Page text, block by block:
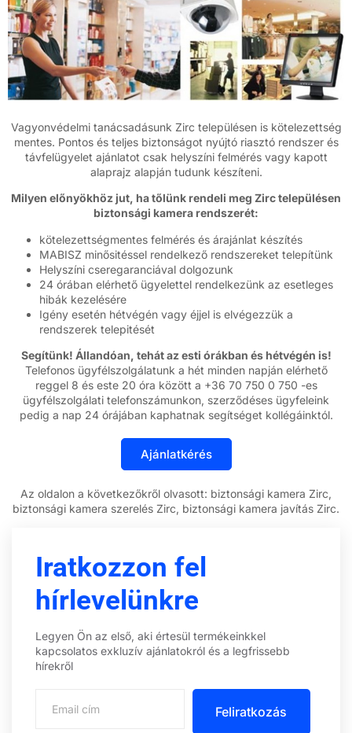
Vagyonvédelmi tanácsadásunk Zirc településen is kötelezettség
mentes. Pontos és teljes biztonságot nyújtó riasztó rendszer és
távfelügyelet ajánlatot csak helyszíni felmérés vagy kapott
alaprajz alapján tudunk készíteni.
Milyen előnyökhöz jut, ha tőlünk rendeli meg Zirc településen
biztonsági kamera rendszerét:
kötelezettségmentes felmérés és árajánlat készítés
MABISZ minősitéssel rendelkező rendszereket telepítünk
Helyszíni cseregaranciával dolgozunk
24 órában elérhető ügyelettel rendelkezünk az esetleges
hibák kezelésére
Igény esetén hétvégén vagy éjjel is elvégezzük a
rendszerek telepitését
Segítünk! Állandóan, tehát az esti órákban és hétvégén is!
Telefonos ügyfélszolgálatunk a hét minden napján elérhető
reggel 8 és este 20 óra között a +36 70 750 0 750 -es
ügyfélszolgálati telefonszámunkon, szerződéses ügyfeleink
pedig a nap 24 órájában kaphatnak segítséget kollégáinktól.
Az oldalon a következőkről olvasott: biztonsági kamera Zirc,
biztonsági kamera szerelés Zirc, biztonsági kamera javítás Zirc.
Iratkozzon fel
hírlevelünkre
Legyen Ön az első, aki értesül termékeinkkel
kapcsolatos exkluzív ajánlatokról és a legfrissebb
hírekről
Feliratkozás